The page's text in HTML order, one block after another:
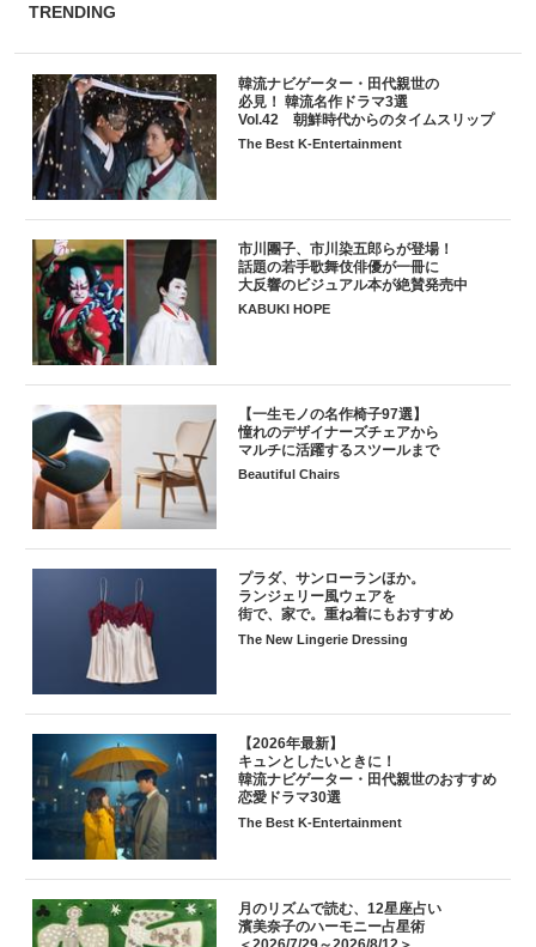
TRENDING
韓流ナビゲーター・田代親世の
必見！ 韓流名作ドラマ3選
Vol.42 朝鮮時代からのタイムスリップ
The Best K-Entertainment
市川團子、市川染五郎らが登場！
話題の若手歌舞伎俳優が一冊に
大反響のビジュアル本が絶賛発売中
KABUKI HOPE
【一生モノの名作椅子97選】
憧れのデザイナーズチェアから
マルチに活躍するスツールまで
Beautiful Chairs
プラダ、サンローランほか。
ランジェリー風ウェアを
街で、家で。重ね着にもおすすめ
The New Lingerie Dressing
【2026年最新】
キュンとしたいときに！
韓流ナビゲーター・田代親世のおすすめ
恋愛ドラマ30選
The Best K-Entertainment
月のリズムで読む、12星座占い
濱美奈子のハーモニー占星術